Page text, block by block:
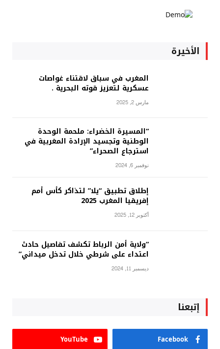
الأخيرة
المغرب في سباق لاقتناء غواصات
عسكرية لتعزيز قوته البحرية .
مارس 2, 2025
“المسيرة الخضراء: ملحمة الوحدة
الوطنية وتجسيد الإرادة المغربية في
استرجاع الصحراء”
نوفمبر 6, 2024
إطلاق تطبيق “يلا” لتذاكر كأس أمم
إفريقيا المغرب 2025
أكتوبر 12, 2025
“ولاية أمن الرباط تكشف تفاصيل حادث
اعتداء على شرطي خلال تدخل ميداني”
ديسمبر 11, 2024
إتبعنا
Facebook
YouTube